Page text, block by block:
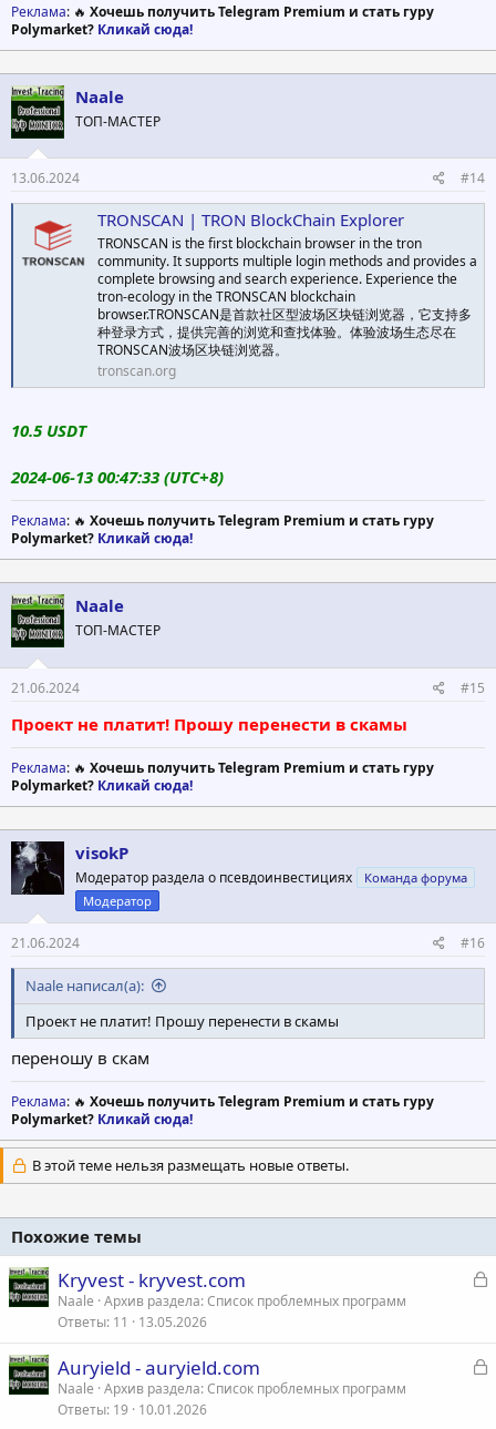
Реклама: 🔥 Хочешь получить Telegram Premium и стать гуру
Polymarket? Кликай сюда!
Naale
ТОП-МАСТЕР
13.06.2024 #14
TRONSCAN | TRON BlockChain Explorer
TRONSCAN is the first blockchain browser in the tron
community. It supports multiple login methods and provides a
complete browsing and search experience. Experience the
tron-ecology in the TRONSCAN blockchain
browser.TRONSCAN是首款社区型波场区块链浏览器，它支持多
种登录方式，提供完善的浏览和查找体验。体验波场生态尽在
TRONSCAN波场区块链浏览器。
tronscan.org
10.5 USDT
2024-06-13 00:47:33 (UTC+8)
Реклама: 🔥 Хочешь получить Telegram Premium и стать гуру
Polymarket? Кликай сюда!
Naale
ТОП-МАСТЕР
21.06.2024 #15
Проект не платит! Прошу перенести в скамы
Реклама: 🔥 Хочешь получить Telegram Premium и стать гуру
Polymarket? Кликай сюда!
visokP
Модератор раздела о псевдоинвестициях
Команда форума
Модератор
21.06.2024 #16
Naale написал(а):
Проект не платит! Прошу перенести в скамы
переношу в скам
Реклама: 🔥 Хочешь получить Telegram Premium и стать гуру
Polymarket? Кликай сюда!
В этой теме нельзя размещать новые ответы.
Похожие темы
З
Kryvest - kryvest.com
Naale Архив раздела: Список проблемных программ
Ответы 11 13.05.2026
З
Auryield - auryield.com
Naale Архив раздела: Список проблемных программ
Ответы 19 10.01.2026